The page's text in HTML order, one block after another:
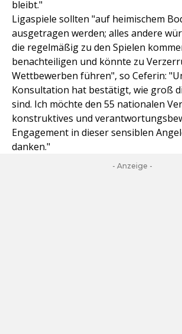
bleibt."
Ligaspiele sollten "auf heimischem
ausgetragen werden; alles andere
die regelmäßig zu den Spielen
benachteiligen und könnte zu
Wettbewerben führen", so Ceferin:
Konsultation hat bestätigt, wie groß
sind. Ich möchte den 55 nationalen
konstruktives und
Engagement in dieser sensiblen
danken."
- Anzeige -